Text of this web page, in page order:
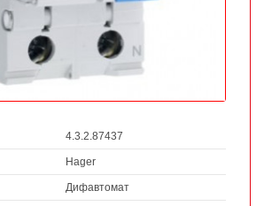
4.3.2.87437
Hager
Дифавтомат